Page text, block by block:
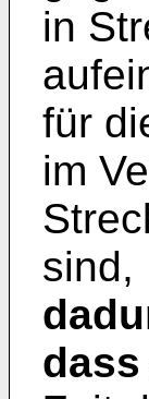
in
für
im
sind,
dass